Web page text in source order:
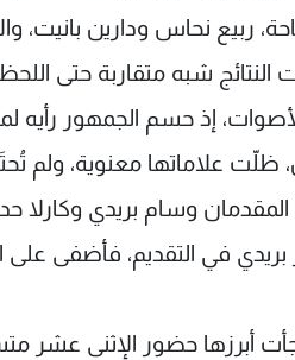
النتائج شبه متقاربة حتى
إذ حسم الجمهور رأيه
ظلّت علاماتها معنوية، ولم
وسام بريدي وكارلا
في التقديم، فأضفى على
أبرزها حضور الإثنى عشر